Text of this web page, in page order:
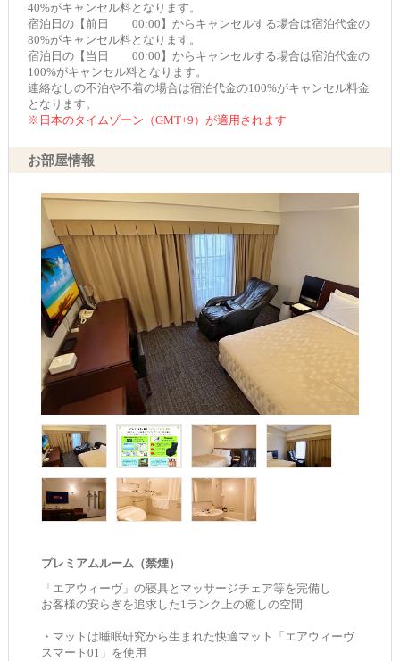
40%がキャンセル料となります。
宿泊日の【前日 00:00】からキャンセルする場合は宿泊代金の
80%がキャンセル料となります。
宿泊日の【当日 00:00】からキャンセルする場合は宿泊代金の
100%がキャンセル料となります。
連絡なしの不泊や不着の場合は宿泊代金の100%がキャンセル料金
となります。
※日本のタイムゾーン（GMT+9）が適用されます
お部屋情報
プレミアムルーム（禁煙）
「エアウィーヴ」の寝具とマッサージチェア等を完備し
お客様の安らぎを追求した1ランク上の癒しの空間
・マットは睡眠研究から生まれた快適マット「エアウィーヴ
スマート01」を使用